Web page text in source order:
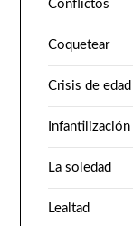
Conflictos
Coquetear
Crisis de edad
Infantilización
La soledad
Lealtad